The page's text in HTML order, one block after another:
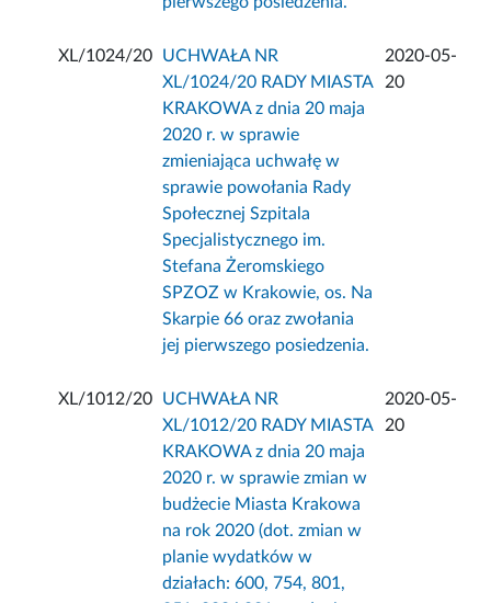
XL/1024/20
UCHWAŁA NR
XL/1024/20 RADY MIASTA
KRAKOWA z dnia 20 maja
2020 r. w sprawie
zmieniająca uchwałę w
sprawie powołania Rady
Społecznej Szpitala
Specjalistycznego im.
Stefana Żeromskiego
SPZOZ w Krakowie, os. Na
Skarpie 66 oraz zwołania
jej pierwszego posiedzenia.
2020-05-
20
XL/1012/20
UCHWAŁA NR
XL/1012/20 RADY MIASTA
KRAKOWA z dnia 20 maja
2020 r. w sprawie zmian w
budżecie Miasta Krakowa
na rok 2020 (dot. zmian w
planie wydatków w
działach: 600, 754, 801,
2020-05-
20